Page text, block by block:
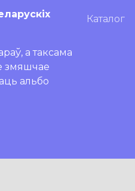
а таксама
змяшчае
альбо
Каталог